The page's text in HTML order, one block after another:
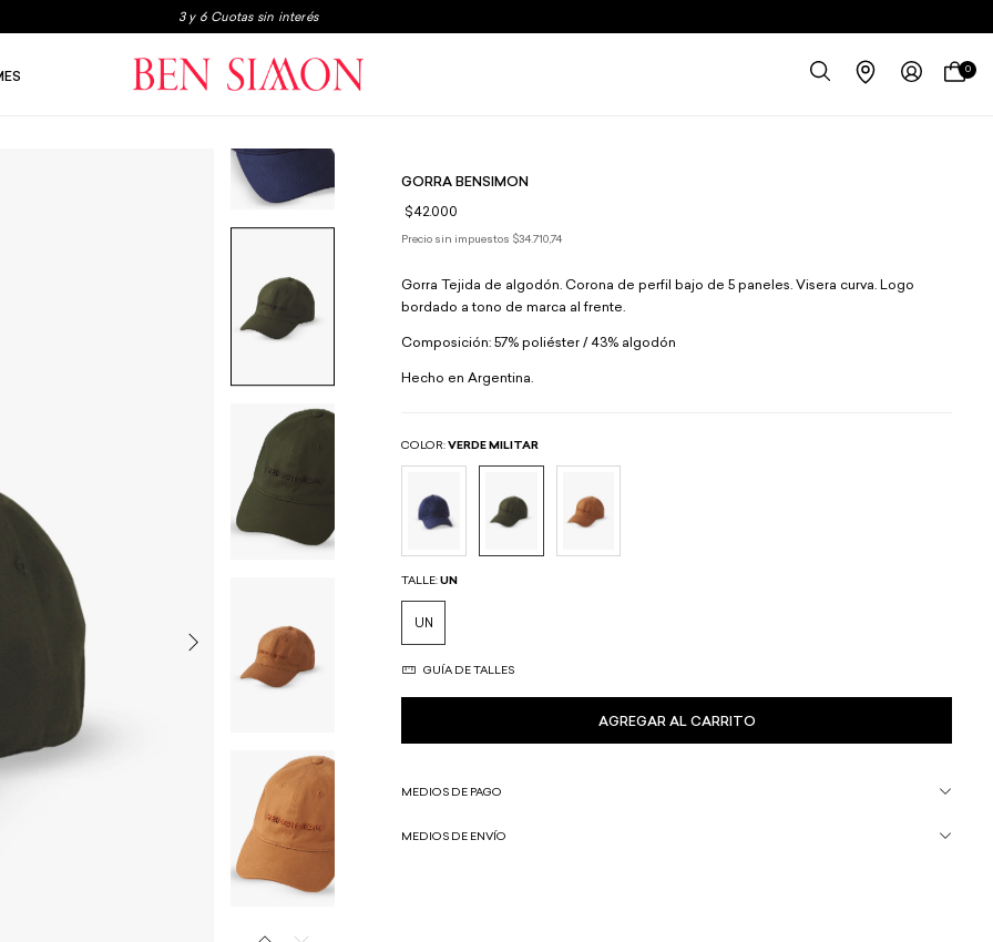
3x2 en boxers y medias
3 y 6 Cuotas sin interés
0
GORRA BENSIMON
$42.000
Precio sin impuestos $34.710,74
Gorra Tejida de algodón. Corona de perfil bajo de 5 paneles. Visera curva. Logo
bordado a tono de marca al frente.
Composición: 57% poliéster / 43% algodón
Hecho en Argentina.
COLOR:VERDE MILITAR
TALLE:UN
UN
GUÍA DE TALLES
MEDIOS DE PAGO
MEDIOS DE ENVÍO